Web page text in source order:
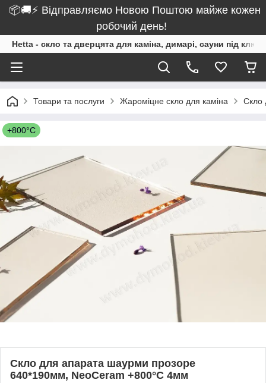
📦🚚⚡ Відправляємо Новою Поштою майже кожен
робочий день!
Hetta - скло та дверцята для каміна, димарі, сауни під ключ
Товари та послуги Жароміцне скло для каміна Скло
+800°C
Скло для апарата шаурми прозоре
640*190мм, NeoCeram +800°C 4мм